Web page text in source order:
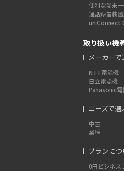
便利な端末
通話録音装置
uniConnect
取り扱い機
メーカーで
NTT電話機
日立電話機
Panasonic電
ニーズで選
中古
業種
プランにつ
0円ビジネス